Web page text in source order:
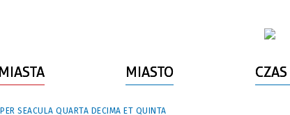
MIASTO
SEACULA QUARTA DECIMA ET QUINTA